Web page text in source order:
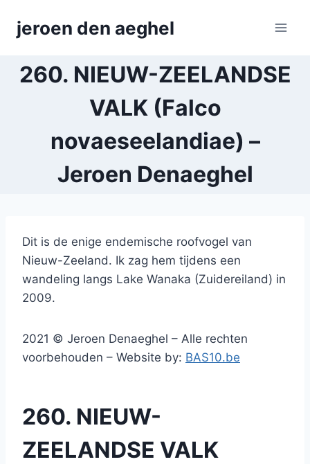
jeroen den aeghel
260. NIEUW-ZEELANDSE
VALK (Falco
novaeseelandiae) –
Jeroen Denaeghel
Dit is de enige endemische roofvogel van
Nieuw-Zeeland. Ik zag hem tijdens een
wandeling langs Lake Wanaka (Zuidereiland) in
2009.
2021 © Jeroen Denaeghel – Alle rechten
voorbehouden – Website by: BAS10.be
260. NIEUW-
ZEELANDSE VALK